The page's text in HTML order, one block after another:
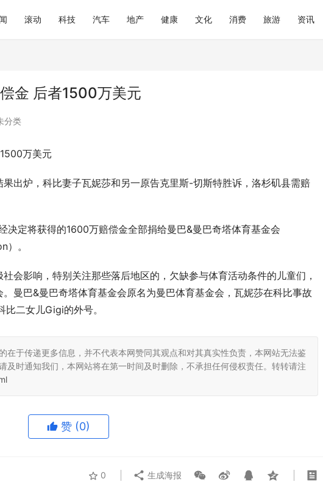
滚动 科技 汽车 地产 健康 文化 消费 旅游 资讯
金 后者1500万美元
分类
万美元
出炉，科比妻子瓦妮莎和另一原告克里斯-切斯特胜诉，洛杉矶县需赔
决定将获得的1600万赔偿金全部捐给曼巴&曼巴奇塔体育基金会
。
会影响，特别关注那些落后地区的，欠缺参与体育活动条件的儿童们，
曼巴&曼巴奇塔体育基金会原名为曼巴体育基金会，瓦妮莎在科比事故
二女儿Gigi的外号。
在于传递更多信息，并不代表本网赞同其观点和对其真实性负责，本网站无法鉴
及时通知我们，本网站将在第一时间及时删除，不承担任何侵权责任。转转请注
赞 (0)
0 生成海报